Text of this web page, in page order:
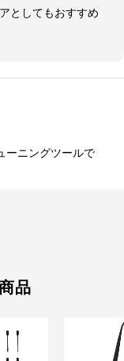
としてもおすすめ
ーニングツールで
品